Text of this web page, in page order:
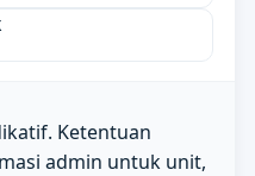
Ketentuan
admin untuk unit,